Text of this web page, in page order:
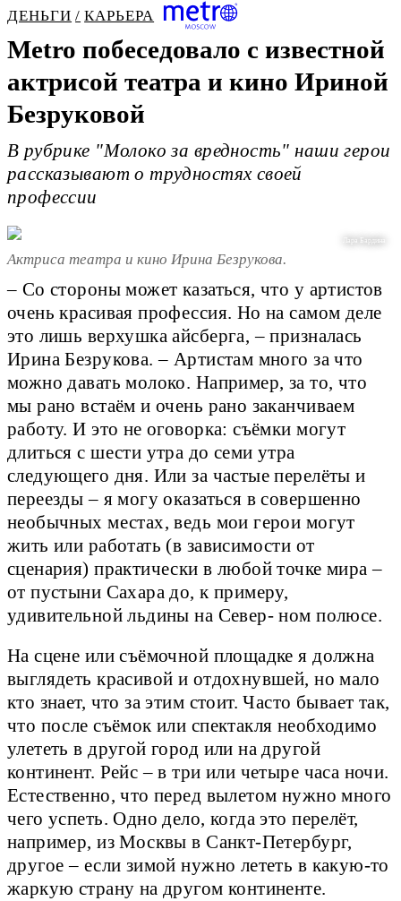
ДЕНЬГИ КАРЬЕРА
Metro побеседовало с известной
актрисой театра и кино Ириной
Безруковой
В рубрике "Молоко за вредность" наши герои
рассказывают о трудностях своей
профессии
Лара Бардина
Актриса театра и кино Ирина Безрукова.
– Со стороны может казаться, что у артистов
очень красивая профессия. Но на самом деле
это лишь верхушка айсберга, – призналась
Ирина Безрукова. – Артистам много за что
можно давать молоко. Например, за то, что
мы рано встаём и очень рано заканчиваем
работу. И это не оговорка: съёмки могут
длиться с шести утра до семи утра
следующего дня. Или за частые перелёты и
переезды – я могу оказаться в совершенно
необычных местах, ведь мои герои могут
жить или работать (в зависимости от
сценария) практически в любой точке мира –
от пустыни Сахара до, к примеру,
удивительной льдины на Север- ном полюсе.
На сцене или съёмочной площадке я должна
выглядеть красивой и отдохнувшей, но мало
кто знает, что за этим стоит. Часто бывает так,
что после съёмок или спектакля необходимо
улететь в другой город или на другой
континент. Рейс – в три или четыре часа ночи.
Естественно, что перед вылетом нужно много
чего успеть. Одно дело, когда это перелёт,
например, из Москвы в Санкт-Петербург,
другое – если зимой нужно лететь в какую-то
жаркую страну на другом континенте.